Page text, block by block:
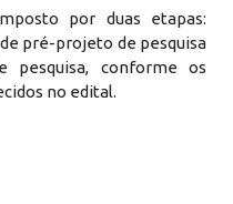
por duas etapas:
pré-projeto de pesquisa
pesquisa, conforme os
no edital.